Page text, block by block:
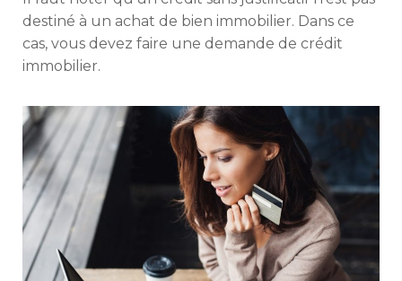
destiné à un achat de bien immobilier. Dans ce
cas, vous devez faire une demande de crédit
immobilier.